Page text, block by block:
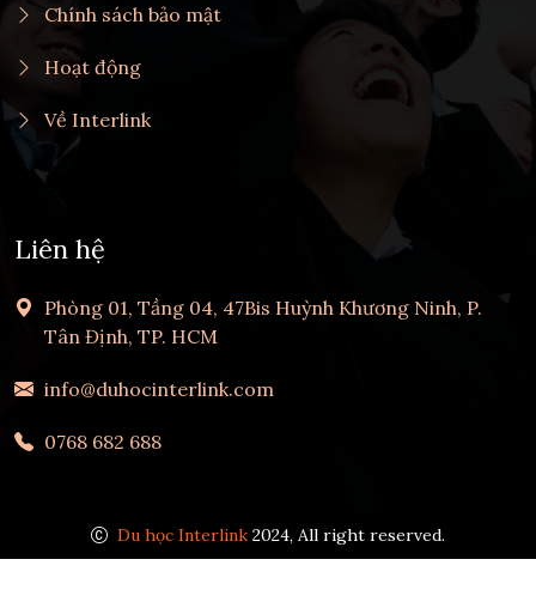
Chính sách bảo mật
Hoạt động
Về Interlink
Liên hệ
Phòng 01, Tầng 04, 47Bis Huỳnh Khương Ninh, P.
Tân Định, TP. HCM
info@duhocinterlink.com
0768 682 688
Du học Interlink 2024, All right reserved.